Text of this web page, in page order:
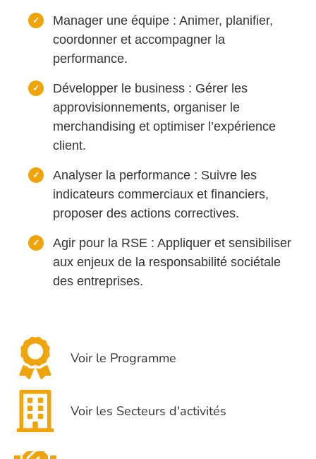
Manager une équipe : Animer, planifier,
coordonner et accompagner la
performance.
Développer le business : Gérer les
approvisionnements, organiser le
merchandising et optimiser l’expérience
client.
Analyser la performance : Suivre les
indicateurs commerciaux et financiers,
proposer des actions correctives.
Agir pour la RSE : Appliquer et sensibiliser
aux enjeux de la responsabilité sociétale
des entreprises.
Voir le Programme
Voir les Secteurs d'activités